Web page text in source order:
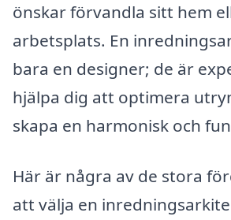
önskar förvandla sitt hem
arbetsplats. En
bara en designer; de är
hjälpa dig att optimera
skapa en harmonisk och
Här är några av de stora
att välja en